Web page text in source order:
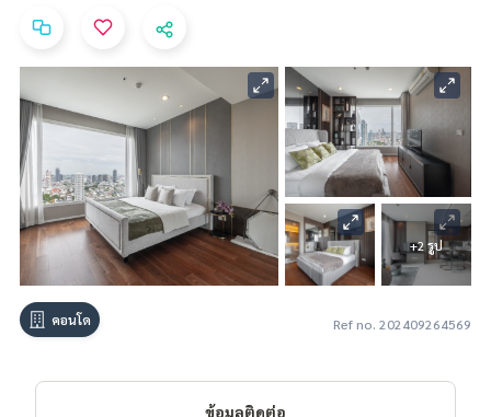
+2 รูป
คอนโด Ref no. 202409264569
ข้อมูลติดต่อ